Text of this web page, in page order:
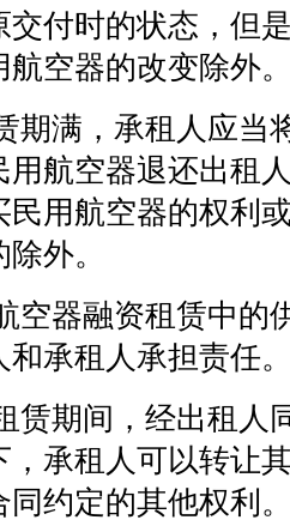
交付时的状态，但
航空器的改变除外
期满，承租人应当
用航空器退还出租
民用航空器的权利
外。
空器融资租赁中的
和承租人承担责任
赁期间，经出租人
，承租人可以转让
同约定的其他权利